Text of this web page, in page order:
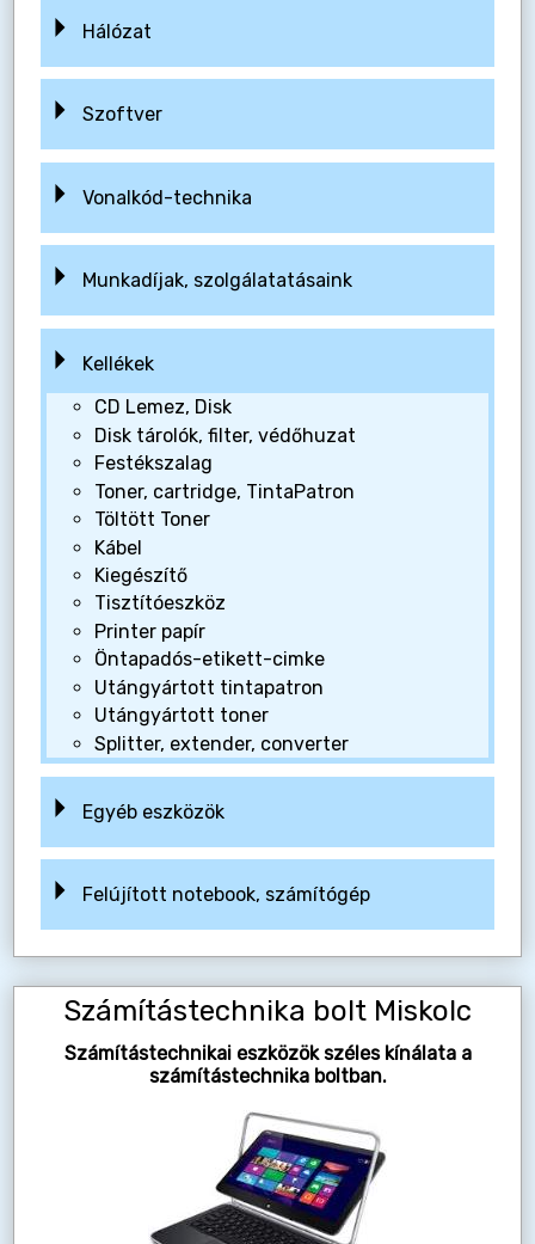
Hálózat
Szoftver
Vonalkód-technika
Munkadíjak, szolgálatatásaink
Kellékek
CD Lemez, Disk
Disk tárolók, filter, védőhuzat
Festékszalag
Toner, cartridge, TintaPatron
Töltött Toner
Kábel
Kiegészítő
Tisztítóeszköz
Printer papír
Öntapadós-etikett-cimke
Utángyártott tintapatron
Utángyártott toner
Splitter, extender, converter
Egyéb eszközök
Felújított notebook, számítógép
Számítástechnika bolt Miskolc
Számítástechnikai eszközök széles kínálata a
számítástechnika boltban.